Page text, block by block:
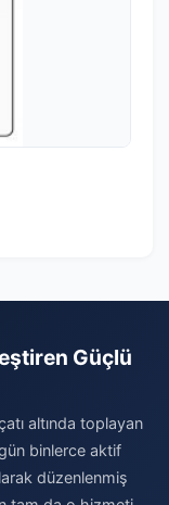
Güçlü
altında toplayan
binlerce aktif
düzenlenmiş